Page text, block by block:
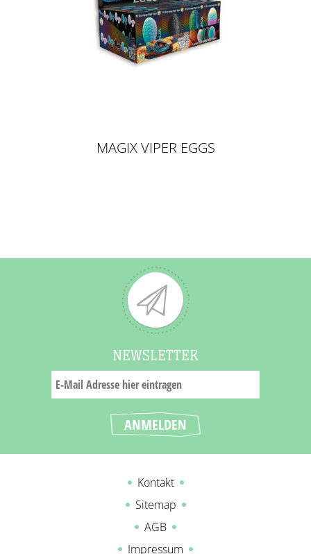
MAGIX VIPER EGGS
NEWSLETTER
Kontakt
Sitemap
AGB
Impressum